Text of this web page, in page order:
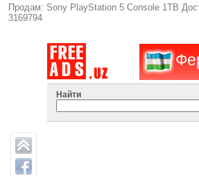
Продам: Sony PlayStation 5 Console 1TB
3169794
Найти